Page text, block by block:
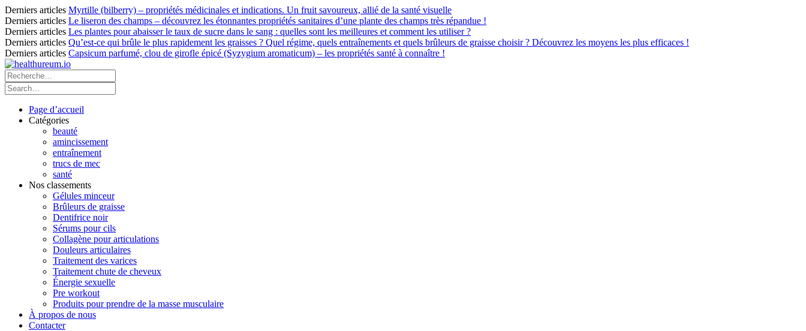
Derniers articles Myrtille (bilberry) – propriétés médicinales et indications. Un fruit savoureux, allié de la santé visuelle
Derniers articles Le liseron des champs – découvrez les étonnantes propriétés sanitaires d’une plante des champs très répandue !
Derniers articles Les plantes pour abaisser le taux de sucre dans le sang : quelles sont les meilleures et comment les utiliser ?
Derniers articles Qu’est-ce qui brûle le plus rapidement les graisses ? Quel régime, quels entraînements et quels brûleurs de graisse choisir ? Découvrez les moyens les plus efficaces !
Derniers articles Capsicum parfumé, clou de girofle épicé (Syzygium aromaticum) – les propriétés santé à connaître !
Page d’accueil
Catégories
beauté
amincissement
entraînement
trucs de mec
santé
Nos classements
Gélules minceur
Brûleurs de graisse
Dentifrice noir
Sérums pour cils
Collagène pour articulations
Douleurs articulaires
Traitement des varices
Traitement chute de cheveux
Énergie sexuelle
Pre workout
Produits pour prendre de la masse musculaire
À propos de nous
Contacter